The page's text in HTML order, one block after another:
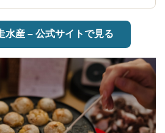
水産 – 公式サイトで見る